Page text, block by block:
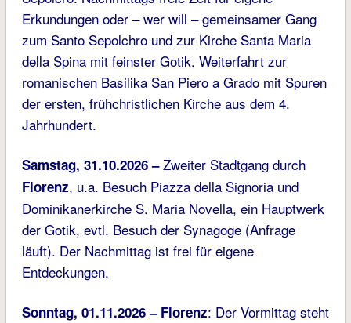
Erkundungen oder – wer will – gemeinsamer Gang
zum Santo Sepolchro und zur Kirche Santa Maria
della Spina mit feinster Gotik. Weiterfahrt zur
romanischen Basilika San Piero a Grado mit Spuren
der ersten, frühchristlichen Kirche aus dem 4.
Jahrhundert.
Samstag, 31.10.2026 –Zweiter Stadtgang durch
Florenz, u.a. Besuch Piazza della Signoria und
Dominikanerkirche S. Maria Novella, ein Hauptwerk
der Gotik, evtl. Besuch der Synagoge (Anfrage
läuft). Der Nachmittag ist frei für eigene
Entdeckungen.
Sonntag, 01.11.2026 – Florenz: Der Vormittag steht